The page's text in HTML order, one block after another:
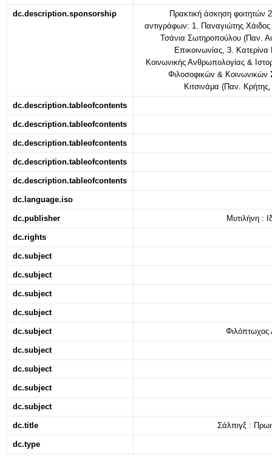
dc.description.sponsorship
Πρακτική άσκηση φοιτητών
αντιγράφων: 1. Παναγιώτης
Τσάνια Σωτηροπούλου (Παν.
Επικοινωνίας, 3.
Κοινωνικής Ανθρωπολογίας &
Φιλοσοφικών &
Κιτσινάμα (Παν.
dc.description.tableofcontents
dc.description.tableofcontents
dc.description.tableofcontents
dc.description.tableofcontents
dc.description.tableofcontents
dc.language.iso
dc.publisher Μυτιλήνη :
dc.rights
dc.subject
dc.subject
dc.subject
dc.subject
dc.subject Φιλόπτωχος
dc.subject
dc.subject
dc.subject
dc.subject
dc.title Σάλπιγξ :
dc.type